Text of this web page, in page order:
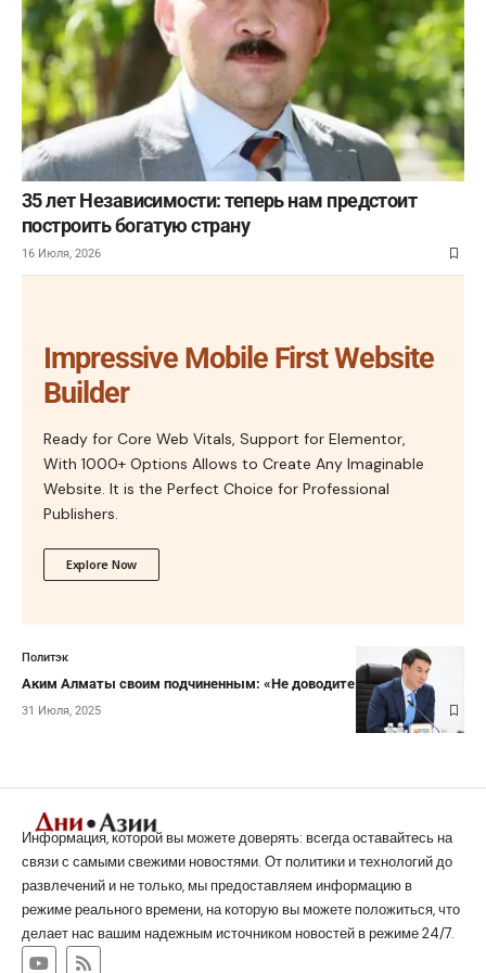
35 лет Независимости: теперь нам предстоит
построить богатую страну
16 Июля, 2026
Impressive Mobile First Website
Builder
Ready for Core Web Vitals, Support for Elementor,
With 1000+ Options Allows to Create Any Imaginable
Website. It is the Perfect Choice for Professional
Publishers.
Explore Now
Политэк
Аким Алматы своим подчиненным: «Не доводите до жалоб»!
31 Июля, 2025
Информация, которой вы можете доверять: всегда оставайтесь на
связи с самыми свежими новостями. От политики и технологий до
развлечений и не только, мы предоставляем информацию в
режиме реального времени, на которую вы можете положиться, что
делает нас вашим надежным источником новостей в режиме 24/7.